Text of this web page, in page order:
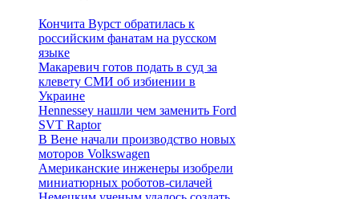
Кончита Вурст обратилась к
российским фанатам на русском
языке
Макаревич готов подать в суд за
клевету СМИ об избиении в
Украине
Hennessey нашли чем заменить Ford
SVT Raptor
В Вене начали производство новых
моторов Volkswagen
Американские инженеры изобрели
миниатюрных роботов-силачей